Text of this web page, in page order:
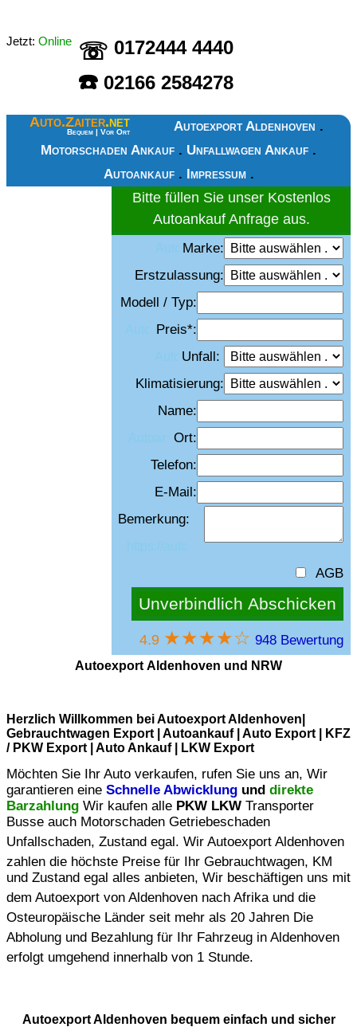
Jetzt: Online ☏ 0172444 4440
☎️ 02166 2584278
Autoexport Aldenhoven - Autoankauf Aldenhoven - Motorschaden Ankauf Aldenhoven - Unfallwagen Ankauf Aldenhoven - Gebrauchtwagen Ankauf Aldenhoven - LKW Ankauf Aldenhoven
Auto.Zaiter.net
Bequem | Vor Ort Autoexport Aldenhoven .
Motorschaden Ankauf . Unfallwagen Ankauf .
Autoankauf . Impressum.
Bitte füllen Sie unser Kostenlos
AutoankaufAnfrage aus.
Marke:
Erstzulassung:
Modell / Typ:
Preis*:
Unfall:
Klimatisierung:
Name:
Ort:
Telefon:
E-Mail:
Bemerkung:
AGB
4.9 ★★★★☆ 948 Bewertung
Autoexport Aldenhoven und NRW
Herzlich Willkommen bei Autoexport Aldenhoven|
Gebrauchtwagen Export | Autoankauf | Auto Export | KFZ
/ PKW Export | Auto Ankauf | LKW Export
Möchten Sie Ihr Auto verkaufen, rufen Sie uns an, Wir
garantieren eine Schnelle Abwicklung und direkte
Barzahlung Wir kaufen alle PKW LKW Transporter
Busse auch Motorschaden Getriebeschaden
Unfallschaden, Zustand egal. Wir Autoexport Aldenhoven
zahlen die höchste Preise für Ihr Gebrauchtwagen, KM
und Zustand egal alles anbieten, Wir beschäftigen uns mit
dem Autoexport von Aldenhoven nach Afrika und die
Osteuropäische Länder seit mehr als 20 Jahren Die
Abholung und Bezahlung für Ihr Fahrzeug in Aldenhoven
erfolgt umgehend innerhalb von 1 Stunde.
Autoexport Aldenhoven bequem einfach und sicher